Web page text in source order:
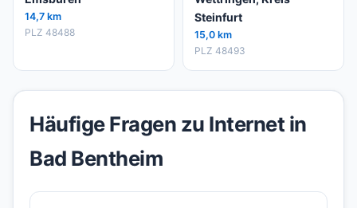
14,7 km
PLZ 48488
Steinfurt
15,0 km
PLZ 48493
Häufige Fragen zu Internet in
Bad Bentheim